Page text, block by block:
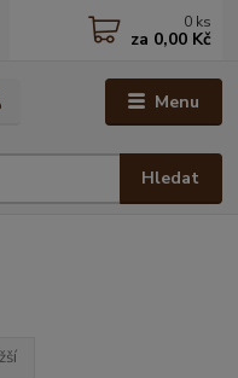
Menu
Hledat
0 ks
za 0,00 Kč